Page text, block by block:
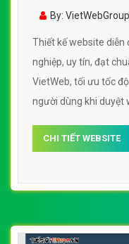
đẹp, chuyên
By:
Thiết kế website diễn
nghiệp, uy tín, đạt
VietWeb, tối ưu tốc
người dùng khi duyệt
CHI TIẾT WEBSITE